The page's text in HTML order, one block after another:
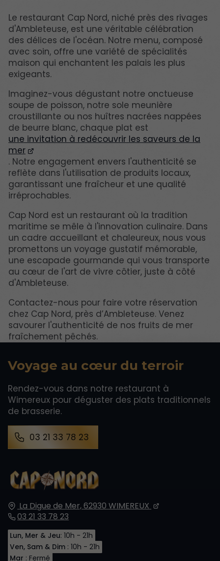
Le restaurant Cap Nord, niché près des rivages
d'Ambleteuse, est une véritable célébration
des délices de l'océan. Notre menu, composé
avec soin, offre une variété de spécialités
maison qui enchantent les palais les plus
exigeants.
Imaginez-vous dégustant notre onctueuse
soupe de poisson, notre sole meunière
croustillante ou nos huîtres nacrées nappées
de beurre blanc, chaque plat est
une invitation à redécouvrir les saveurs de la
mer
. Notre engagement envers l'authenticité se
reflète dans l'utilisation de produits locaux,
garantissant une fraîcheur et une qualité
irréprochables.
Cap Nord est un restaurant où la tradition
maritime se mêle à l'innovation culinaire. Dans
un cadre accueillant et chaleureux, nous vous
promettons un voyage gustatif mémorable,
une escapade gourmande qui vous transporte
au cœur de l'art de vivre côtier, juste à côté
d'Ambleteuse.
Contactez-nous pour faire votre réservation
chez Cap Nord, près d’Ambleteuse. Venez
savourer l'authenticité de nos fruits de mer
fraîchement pêchés.
La Digue de Mer,62930 WIMEREUX
03 21 33 78 23
Lun, Mer & Jeu: 10h - 21h
Ven, Sam & Dim : 10h - 21h
Mar : Fermé
Voyage au cœur du terroir
Rendez-vous dans notre restaurant à
Wimereux pour déguster des plats traditionnels
de brasserie.
03 21 33 78 23